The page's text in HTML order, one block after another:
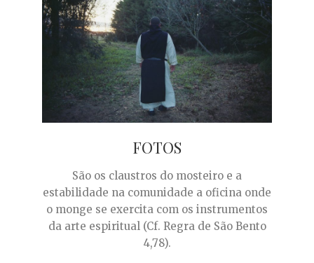
FOTOS
São os claustros do mosteiro e a
estabilidade na comunidade a oficina onde
o monge se exercita com os instrumentos
da arte espiritual (Cf. Regra de São Bento
4,78).